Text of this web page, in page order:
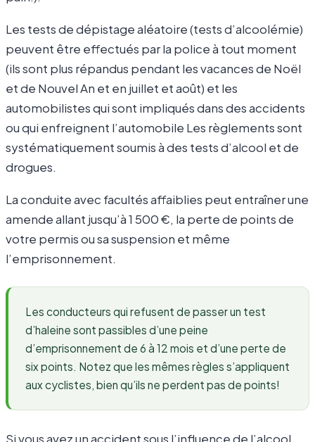
Les tests de dépistage aléatoire (tests d’alcoolémie)
peuvent être effectués par la police à tout moment
(ils sont plus répandus pendant les vacances de Noël
et de Nouvel An et en juillet et août) et les
automobilistes qui sont impliqués dans des accidents
ou qui enfreignent l’automobile Les règlements sont
systématiquement soumis à des tests d’alcool et de
drogues.
La conduite avec facultés affaiblies peut entraîner une
amende allant jusqu’à 1 500 €, la perte de points de
votre permis ou sa suspension et même
l’emprisonnement.
Les conducteurs qui refusent de passer un test
d’haleine sont passibles d’une peine
d’emprisonnement de 6 à 12 mois et d’une perte de
six points. Notez que les mêmes règles s’appliquent
aux cyclistes, bien qu’ils ne perdent pas de points!
Si vous avez un accident sous l’influence de l’alcool,